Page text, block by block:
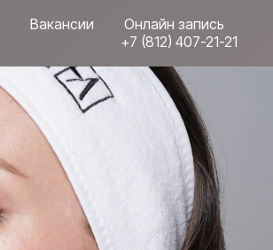
Вакансии
Онлайн запись
+7 (812) 407-21-21